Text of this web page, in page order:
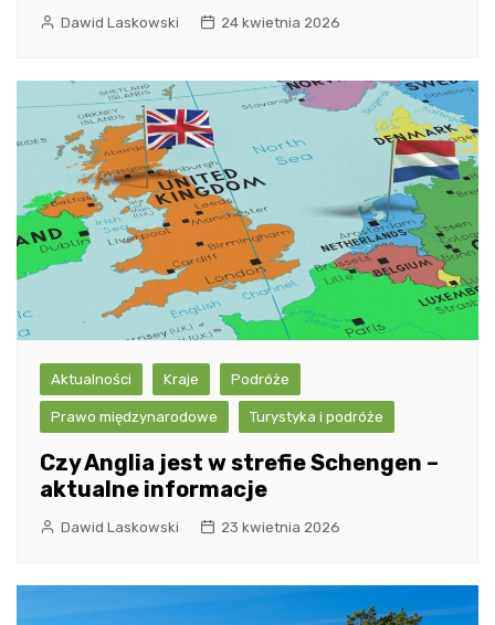
Dawid Laskowski 24 kwietnia 2026
Aktualności Kraje Podróże
Prawo międzynarodowe Turystyka i podróże
Czy Anglia jest w strefie Schengen –
aktualne informacje
Dawid Laskowski 23 kwietnia 2026